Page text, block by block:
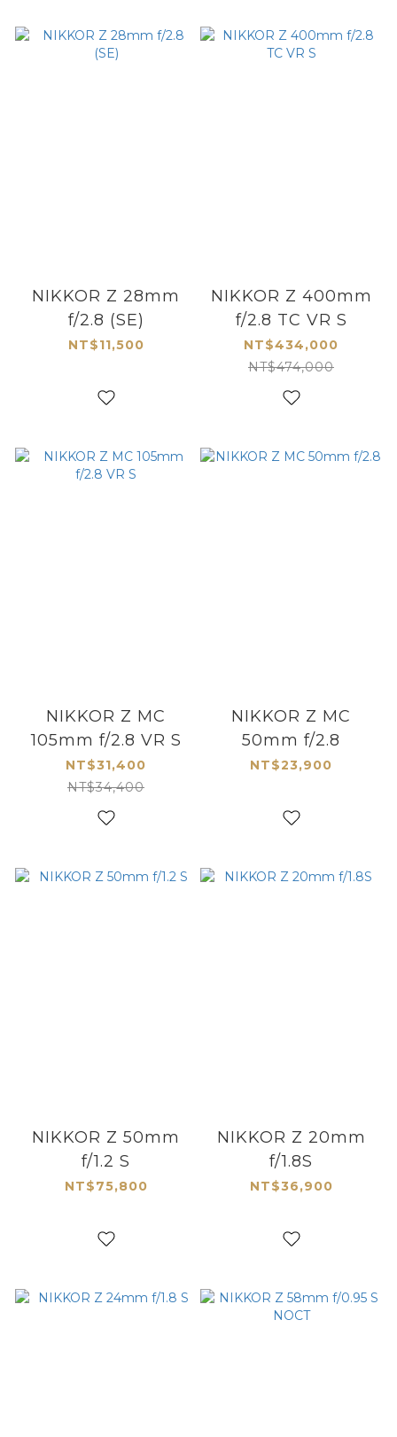
NIKKOR Z 28mm
f/2.8 (SE)
NT$11,500
NIKKOR Z 400mm
f/2.8 TC VR S
NT$434,000
NT$474,000
NIKKOR Z MC
105mm f/2.8 VR S
NT$31,400
NT$34,400
NIKKOR Z MC
50mm f/2.8
NT$23,900
NIKKOR Z 50mm
f/1.2 S
NT$75,800
NIKKOR Z 20mm
f/1.8S
NT$36,900